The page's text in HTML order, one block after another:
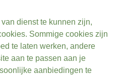
dienst te kunnen zijn,
Sommige cookies zijn
te laten werken, andere
aan te passen aan je
aanbiedingen te